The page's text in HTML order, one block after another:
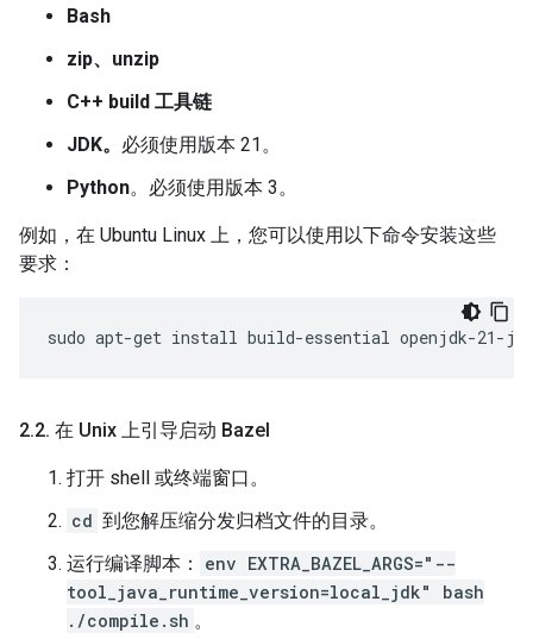
Bash
zip、unzip
C++ build 工具链
JDK。 必须使用版本 21。
Python。必须使用版本 3。
例如，在 Ubuntu Linux 上，您可以使用以下命令安装这些
要求：
sudo apt-get install build-essential openjdk-21-
2.2. 在 Unix 上引导启动 Bazel
打开 shell 或终端窗口。
cd 到您解压缩分发归档文件的目录。
运行编译脚本：
env EXTRA_BAZEL_ARGS="--
tool_java_runtime_version=local_jdk" bash
./compile.sh 。